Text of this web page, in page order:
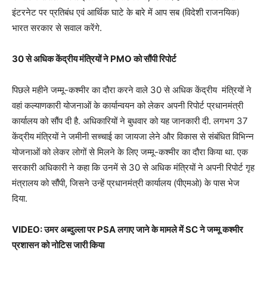
इंटरनेट पर प्रतिबंध एवं आर्थिक घाटे के बारे में आप सब (विदेशी राजनयिक)
भारत सरकार से सवाल करेंगे.
30 से अधिक केंद्रीय मंत्रियों ने PMO को सौंपी रिपोर्ट
पिछले महीने जम्मू-कश्मीर का दौरा करने वाले 30 से अधिक केंद्रीय मंत्रियों ने
वहां कल्याणकारी योजनाओं के कार्यान्वयन को लेकर अपनी रिपोर्ट प्रधानमंत्री
कार्यालय को सौंप दी है. अधिकारियों ने बुधवार को यह जानकारी दी. लगभग 37
केंद्रीय मंत्रियों ने जमीनी सच्चाई का जायजा लेने और विकास से संबंधित विभिन्न
योजनाओं को लेकर लोगों से मिलने के लिए जम्मू-कश्मीर का दौरा किया था. एक
सरकारी अधिकारी ने कहा कि उनमें से 30 से अधिक मंत्रियों ने अपनी रिपोर्ट गृह
मंत्रालय को सौंपी, जिसने उन्हें प्रधानमंत्री कार्यालय (पीएमओ) के पास भेज
दिया.
VIDEO: उमर अब्दुल्ला पर PSA लगाए जाने के मामले में SC ने जम्मू कश्मीर
प्रशासन को नोटिस जारी किया